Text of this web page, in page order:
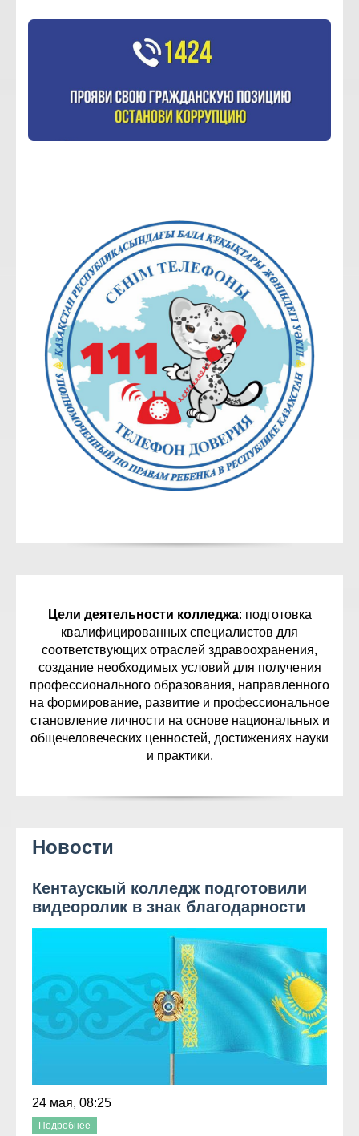
Цели деятельности колледжа: подготовка
квалифицированных специалистов для
соответствующих отраслей здравоохранения,
создание необходимых условий для получения
профессионального образования, направленного
на формирование, развитие и профессиональное
становление личности на основе национальных и
общечеловеческих ценностей, достижениях науки
и практики.
Новости
Кентаускый колледж подготовили
видеоролик в знак благодарности
24 мая, 08:25
Подробнее